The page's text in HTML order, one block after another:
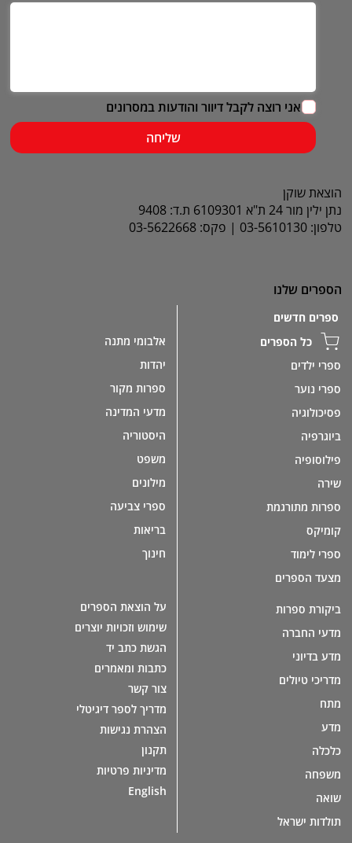
אני רוצה לקבל דיוור והודעות במסרונים
שליחה
הוצאת שוקן
נתן ילין מור 24 ת"א 6109301 ת.ד: 9408
טלפון: 03-5610130 | פקס: 03-5622668
הספרים שלנו
ספרים חדשים
כל הספרים
ספרי ילדים
ספרי נוער
פסיכולוגיה
ביוגרפיה
פילוסופיה
שירה
ספרות מתורגמת
קומיקס
ספרי לימוד
מצעד הספרים
ביקורת ספרות
מדעי החברה
מדע בדיוני
מדריכי טיולים
מתח
מדע
כלכלה
משפחה
שואה
תולדות ישראל
אלבומי מתנה
יהדות
ספרות מקור
מדעי המדינה
היסטוריה
משפט
מילונים
ספרי צביעה
בריאות
חינוך
על הוצאת הספרים
שימוש וזכויות יוצרים
הגשת כתב יד
כתבות ומאמרים
צור קשר
מדריך לספר דיגיטלי
הצהרת נגישות
תקנון
מדיניות פרטיות
English